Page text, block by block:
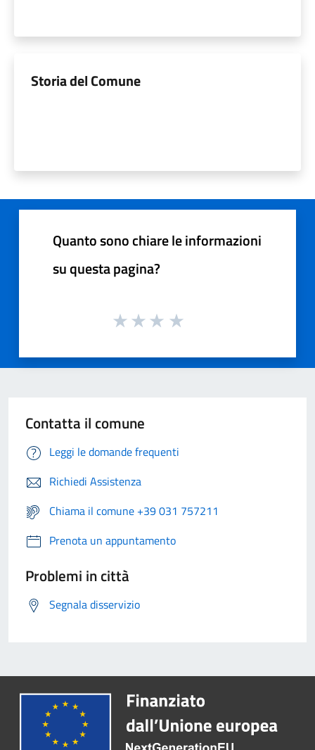
Storia del Comune
Quanto sono chiare le informazioni
su questa pagina?
Contatta il comune
Leggi le domande frequenti
Richiedi Assistenza
Chiama il comune +39 031 757211
Prenota un appuntamento
Problemi in città
Segnala disservizio